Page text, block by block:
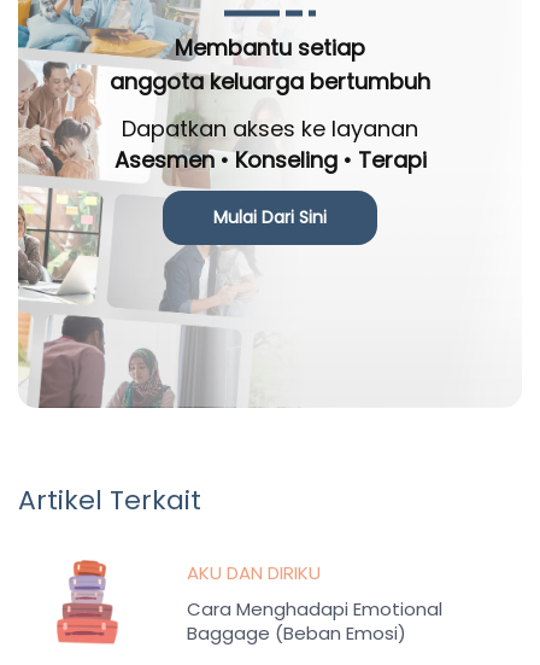
Membantu setiap
anggota keluarga bertumbuh
Dapatkan akses ke layanan
Asesmen • Konseling • Terapi
Mulai Dari Sini
Artikel Terkait
AKU DAN DIRIKU
Cara Menghadapi Emotional
Baggage (Beban Emosi)